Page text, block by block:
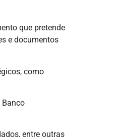
que pretende
e documentos
como
Banco
entre outras